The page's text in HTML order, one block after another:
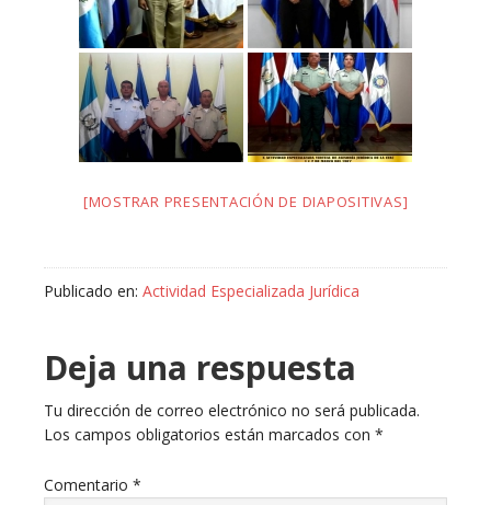
[MOSTRAR PRESENTACIÓN DE DIAPOSITIVAS]
Publicado en: Actividad Especializada Jurídica
Deja una respuesta
Tu dirección de correo electrónico no será publicada.
Los campos obligatorios están marcados con *
Comentario *